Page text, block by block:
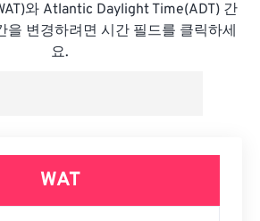
와 Atlantic Daylight Time(ADT) 간
을 변경하려면 시간 필드를 클릭하세
요.
WAT